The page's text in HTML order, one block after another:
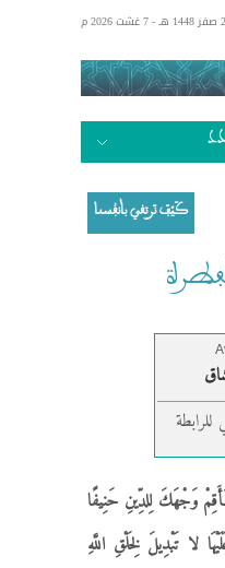
كَيْفَ نَرتقي بأنفُسنا
وَجْهَكَ لِلدِّينِ حَنِيفًا
لا تَبْدِيلَ لِخَلْقِ اللَّهِ